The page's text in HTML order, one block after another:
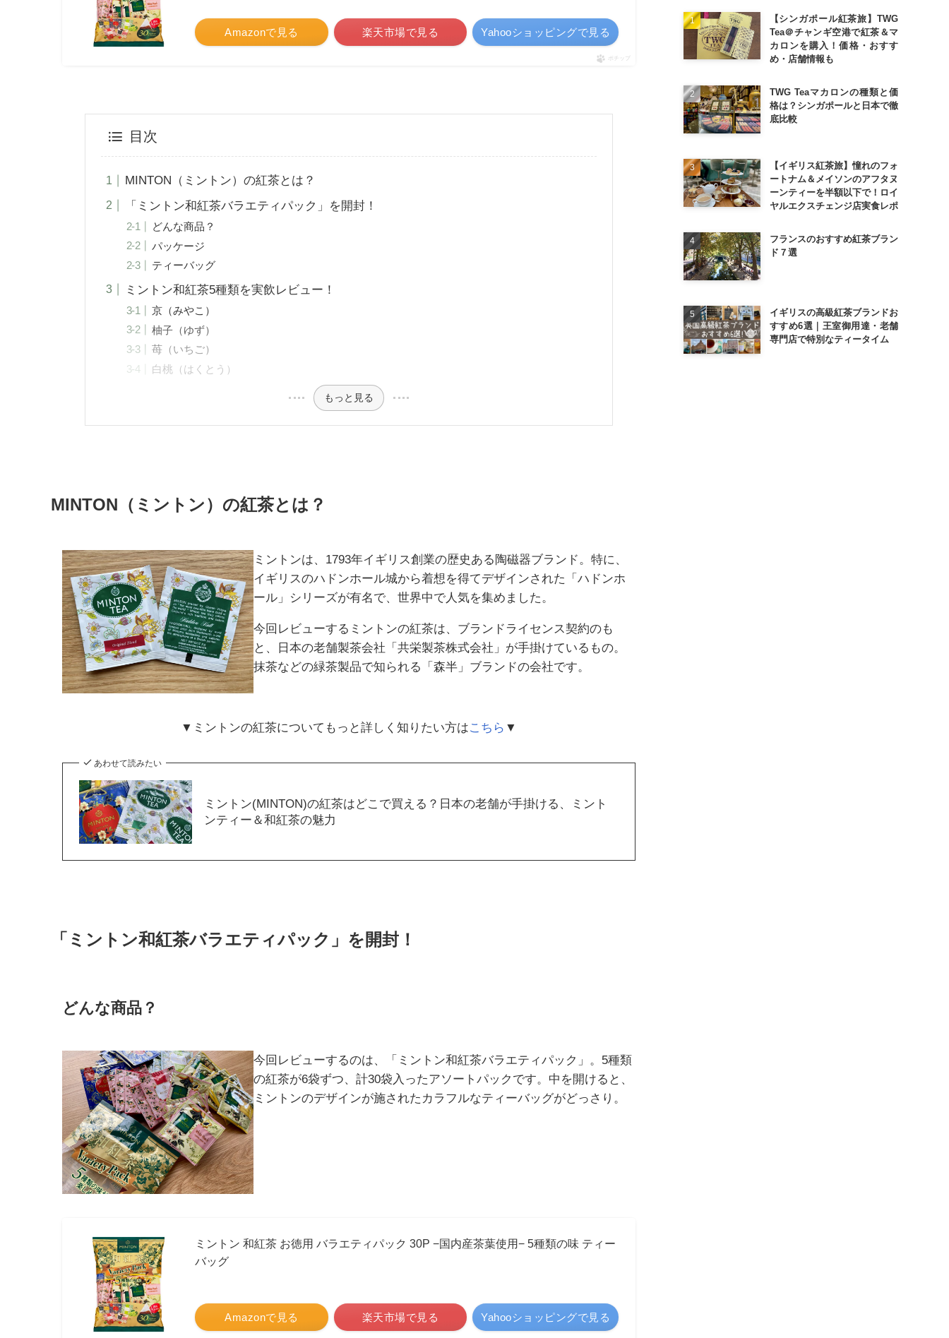
Amazonで見る 楽天市場で見る Yahooショッピングで見る
ポチップ
目次
MINTON（ミントン）の紅茶とは？
「ミントン和紅茶バラエティパック」を開封！
どんな商品？
パッケージ
ティーバッグ
ミントン和紅茶5種類を実飲レビュー！
京（みやこ）
柚子（ゆず）
苺（いちご）
白桃（はくとう）
もっと見る
MINTON（ミントン）の紅茶とは？
ミントンは、1793年イギリス創業の歴史ある陶磁器ブランド。特に、
イギリスのハドンホール城から着想を得てデザインされた「ハドンホ
ール」シリーズが有名で、世界中で人気を集めました。
今回レビューするミントンの紅茶は、ブランドライセンス契約のも
と、日本の老舗製茶会社「共栄製茶株式会社」が手掛けているもの。
抹茶などの緑茶製品で知られる「森半」ブランドの会社です。
▼ミントンの紅茶についてもっと詳しく知りたい方はこちら ▼
あわせて読みたい
ミントン(MINTON)の紅茶はどこで買える？日本の老舗が手掛ける、ミント
ンティー＆和紅茶の魅力
「ミントン和紅茶バラエティパック」を開封！
どんな商品？
今回レビューするのは、「ミントン和紅茶バラエティパック」。5種類
の紅茶が6袋ずつ、計30袋入ったアソートパックです。中を開けると、
ミントンのデザインが施されたカラフルなティーバッグがどっさり。
ミントン 和紅茶 お徳用 バラエティパック 30P −国内産茶葉使用− 5種類の味 ティー
バッグ
Amazonで見る 楽天市場で見る Yahooショッピングで見る
【シンガポール紅茶旅】TWG
Tea＠チャンギ空港で紅茶＆マ
カロンを購入！価格・おすす
め・店舗情報も
TWG Teaマカロンの種類と価
格は？シンガポールと日本で徹
底比較
【イギリス紅茶旅】憧れのフォ
ートナム＆メイソンのアフタヌ
ーンティーを半額以下で！ロイ
ヤルエクスチェンジ店実食レポ
フランスのおすすめ紅茶ブラン
ド７選
イギリスの高級紅茶ブランドお
すすめ6選｜王室御用達・老舗
専門店で特別なティータイム